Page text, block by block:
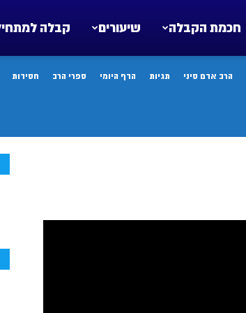
קבלה שיעורים חכמת הקבלה
הרב אדם סיני תגיות הדף היומי ספרי הרב חסידות